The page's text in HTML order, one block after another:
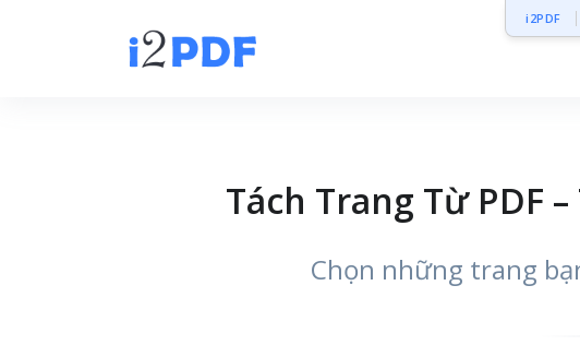
i2PDF
Tách Trang Từ PDF
Chọn những trang